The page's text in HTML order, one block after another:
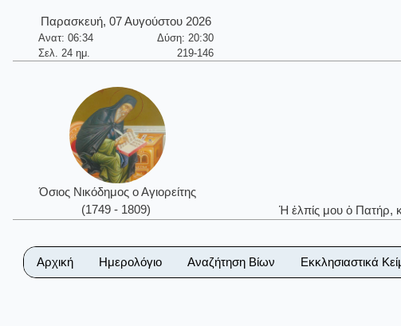
Παρασκευή, 07 Αυγούστου 2026
Ανατ: 06:34
Δύση: 20:30
Σελ. 24 ημ.
219-146
Όσιος Νικόδημος ο Αγιορείτης
(1749 - 1809)
Ἡ ἐλπίς μου ὁ Πατήρ,
Αρχική Ημερολόγιο Αναζήτηση Βίων Εκκλησιαστικά